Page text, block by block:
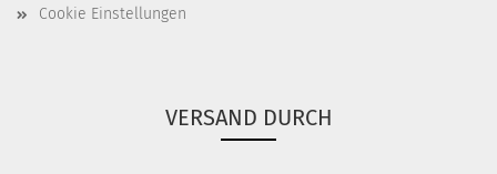
Cookie Einstellungen
VERSAND DURCH